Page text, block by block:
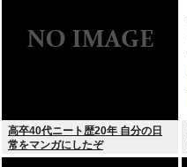
高卒40代ニート歴20年 自分の日
常をマンガにしたぞ